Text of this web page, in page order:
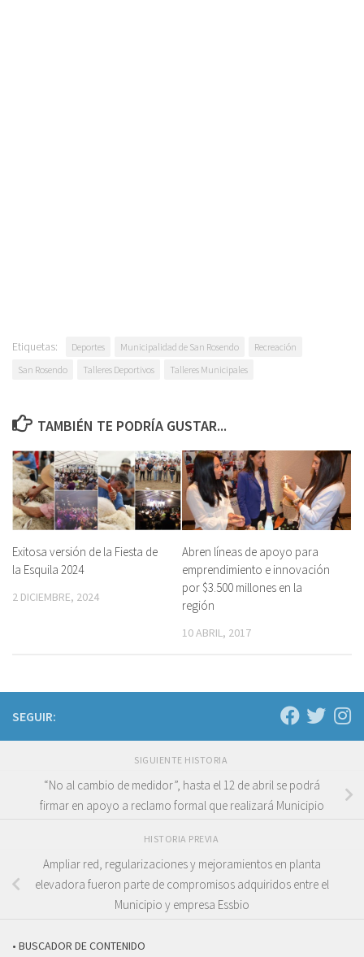
Etiquetas: Deportes Municipalidad de San Rosendo
Recreación
San Rosendo
Talleres Deportivos Talleres Municipales
TAMBIÉN TE PODRÍA GUSTAR...
Exitosa versión de la Fiesta de
la Esquila 2024
2 DICIEMBRE, 2024
Abren líneas de apoyo para
emprendimiento e innovación
por $3.500 millones en la
región
10 ABRIL, 2017
SEGUIR:
SIGUIENTE HISTORIA
“No al cambio de medidor”, hasta el 12 de abril se podrá
firmar en apoyo a reclamo formal que realizará Municipio
HISTORIA PREVIA
Ampliar red, regularizaciones y mejoramientos en planta
elevadora fueron parte de compromisos adquiridos entre el
Municipio y empresa Essbio
• BUSCADOR DE CONTENIDO